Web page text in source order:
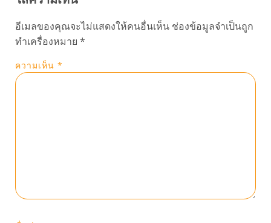
อีเมลของคุณจะไม่แสดงให้คนอื่นเห็น ช่องข้อมูลจำเป็นถูก
ทำเครื่องหมาย *
ความเห็น *